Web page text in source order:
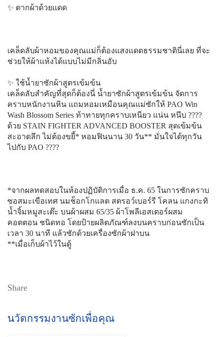
✨ ตากผ้าด้วยแดด
เคล็ดลับผ้าหอมของคุณแม่ก็ต้องแสงแดดธรรมชาตินี่เลย ที่จะ
ช่วยให้ผ้าแห้งได้แบบไม่มีกลิ่นอับ
✨ ใช้น้ำยาซักผ้าสูตรเข้มข้น
เคล็ดลับสำคัญที่สุดก็ต้องนี่ น้ำยาซักผ้าสูตรเข้มข้น จัดการ
คราบหนักงานหิน แถมหอมเหมือนคุณแม่ซักให้ PAO Win
Wash Blossom Series ท้าทายทุกคราบเหนียว แน่น หนึบ ????
ด้วย STAIN FIGHTER ADVANCED BOOSTER สุดเข้มข้น
สะอาดลึก ไม่ต้องขยี้* หอมฟินนาน 30 วัน** มั่นใจได้ทุกวัน
ไปกับ PAO ????
*จากผลทดสอบในห้องปฏิบัติการเมื่อ ธ.ค. 65 ในการซักคราบ
ซอสมะเขือเทศ นมช็อกโกแลต สตรอว์เบอร์รี โคลน แกงกะทิ
น้ำจิ้มหมูสะเต๊ะ บนผ้าผสม 65/35 ผ้าโพลีเอสเตอร์ผสม
คอตตอน ชนิดทอ โดยป้ายผลิตภัณฑ์ลงบนคราบก่อนซักเป็น
เวลา 30 นาที แล้วซักด้วยเครื่องซักผ้าฝาบน
**เมื่อเก็บผ้าไว้ในตู้
Share
นวัตกรรมงานซักเพื่อคุณ